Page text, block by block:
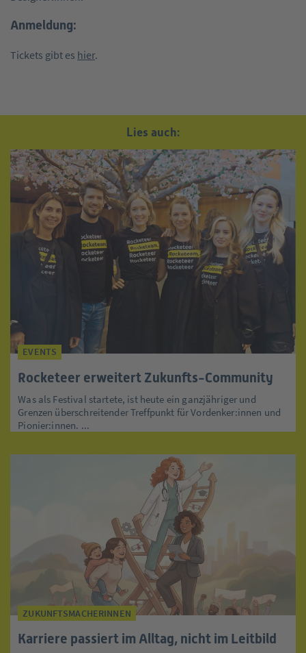
Anmeldung:
Tickets gibt es hier.
Lies auch:
EVENTS
Rocketeer erweitert Zukunfts-Community
Was als Festival startete, ist heute ein ganzjähriger und
Grenzen überschreitender Treffpunkt für Vordenker:innen und
Pionier:innen. ...
ZUKUNFTSMACHERINNEN
Karriere passiert im Alltag, nicht im Leitbild